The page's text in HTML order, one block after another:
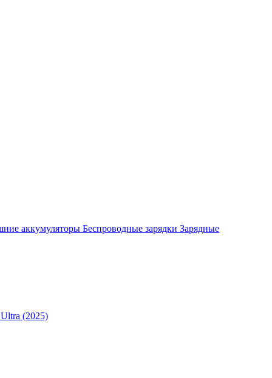
аккумуляторы Беспроводные зарядки Зарядные
(2025)